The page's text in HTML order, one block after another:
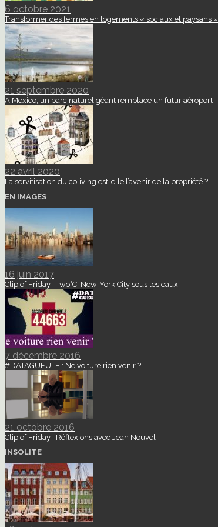
6 octobre 2021
Transformer des fermes en logements « sociaux et paysans »
21 septembre 2020
A Mexico, un parc naturel géant remplace un futur aéroport
22 avril 2020
La servitisation du coliving est-elle l’avenir de la propriété ?
EN IMAGES
16 juin 2017
Clip of Friday : Two°C, New-York City sous les eaux.
7 décembre 2016
#DATAGUEULE : Ne voiture rien venir ?
21 octobre 2016
Clip of Friday : Réflexions avec Jean Nouvel
INSOLITE